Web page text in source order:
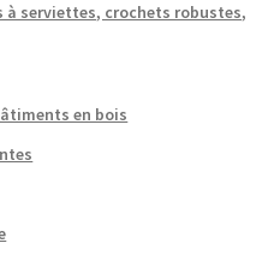
à serviettes, crochets robustes,
en bois